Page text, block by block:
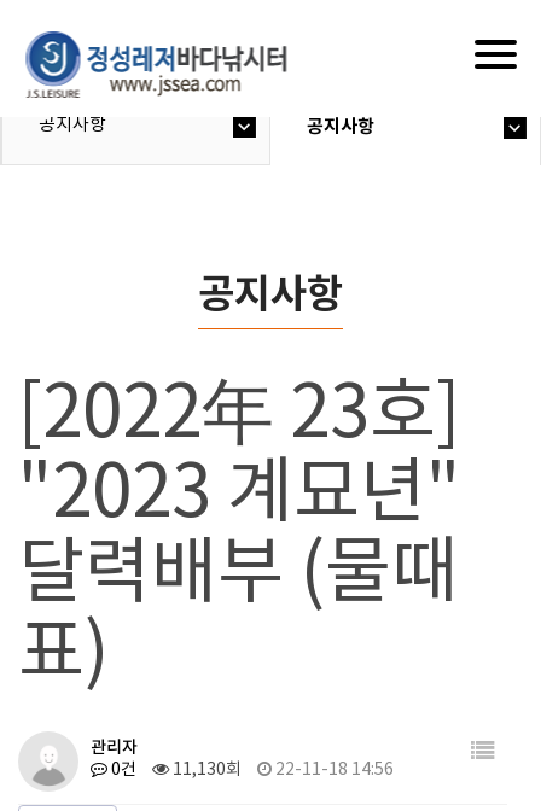
공지사항 공지사항
공지사항
[2022年 23호]
"2023 계묘년"
달력배부 (물때
표)
관리자
0건 11,130회 22-11-18 14:56